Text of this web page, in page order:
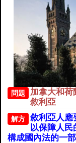
問題
加拿大和荷
敘利亞
解方
敘利亞人應
以保障人
構成國內法的一